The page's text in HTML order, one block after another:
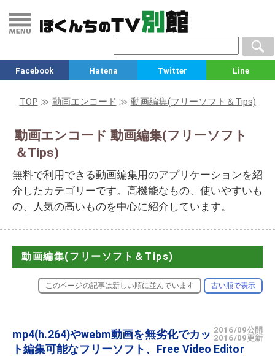
Facebook Hatena Twitter Line
TOP ≫ 動画エンコード ≫ 動画編集(フリーソフト＆Tips)
動画エンコード 動画編集(フリーソフト
＆Tips)
無料で利用できる動画編集用のアプリケーションを紹
介したカテゴリーです。高機能なもの、使いやすいも
の、人気の高いものを中心に紹介しています。
動画編集(フリーソフト＆Tips)
このページの記事は新しい順に並んでいます 古い順で表示
2016/09公開
2016/09更新
mp4(h.264)やwebm動画を無劣化でカッ
ト編集可能なフリーソフト、Free Video Editor